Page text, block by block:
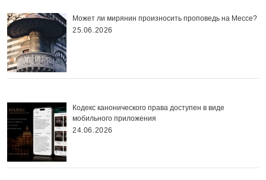
Может ли мирянин произносить проповедь на Мессе?
25.06.2026
Кодекс канонического права доступен в виде
мобильного приложения
24.06.2026